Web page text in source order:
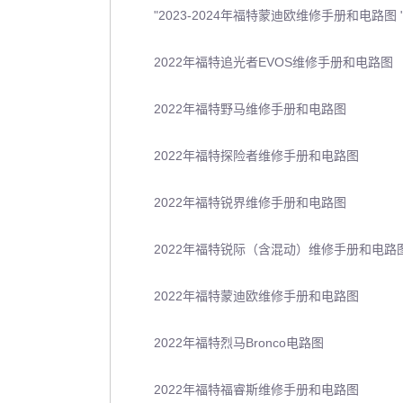
"2023-2024年福特蒙迪欧维修手册和电路图
2022年福特追光者EVOS维修手册和电路图
2022年福特野马维修手册和电路图
2022年福特探险者维修手册和电路图
2022年福特锐界维修手册和电路图
2022年福特锐际（含混动）维修手册和电路
2022年福特蒙迪欧维修手册和电路图
2022年福特烈马Bronco电路图
2022年福特福睿斯维修手册和电路图